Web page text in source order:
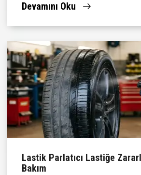
Devamını Oku
Lastik Parlatıcı Lastiğe
Bakım